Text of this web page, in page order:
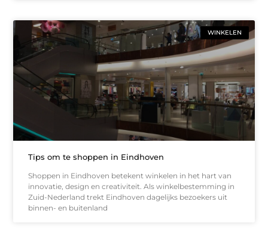
WINKELEN
Tips om te shoppen in Eindhoven
Shoppen in Eindhoven betekent winkelen in het hart van
innovatie, design en creativiteit. Als winkelbestemming in
Zuid-Nederland trekt Eindhoven dagelijks bezoekers uit
binnen- en buitenland